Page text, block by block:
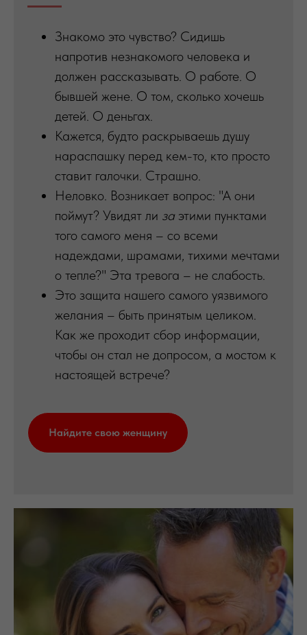
Знакомо это чувство? Сидишь
напротив незнакомого человека и
должен рассказывать. О работе. О
бывшей жене. О том, сколько хочешь
детей. О деньгах.
Кажется, будто раскрываешь душу
нараспашку перед кем-то, кто просто
ставит галочки. Страшно.
Неловко. Возникает вопрос: "А они
поймут? Увидят ли заэтими пунктами
того самого меня – со всеми
надеждами, шрамами, тихими мечтами
о тепле?" Эта тревога – не слабость.
Это защита нашего самого уязвимого
желания – быть принятым целиком.
Как же проходит сбор информации,
чтобы он стал не допросом, а мостом к
настоящей встрече?
Найдите свою женщину